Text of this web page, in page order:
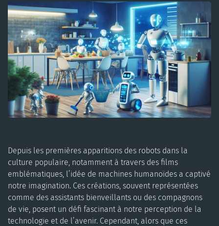
Depuis les premières apparitions des robots dans la
culture populaire, notamment à travers des films
emblématiques, l’idée de machines humanoïdes a captivé
notre imagination. Ces créations, souvent représentées
comme des assistants bienveillants ou des compagnons
de vie, posent un défi fascinant à notre perception de la
technologie et de l’avenir. Cependant, alors que ces